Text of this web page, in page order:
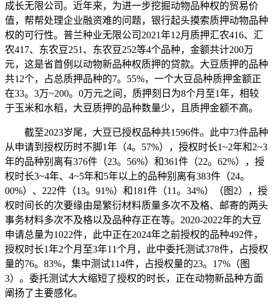
成长无限公司。近年来，为进一步挖掘动物品种权的贸易价
值，帮帮处理企业融资难的问题，银行起头摸索质押动物品种
权的可行性。普兰种业无限公司2021年12月质押汇农416、汇
农417、东农豆251、东农豆252等4个品种，金额共计200万
元，这是省首例以动物新品种权质押的贷款。大豆质押的品种
共12个，占总质押品种的7。55%，一个大豆品种质押金额正
在33。3万~200。0万元之间，质押刻日为8个月至1年，相较
于玉米和水稻，大豆质押的品种数量少，且质押金额不高。
截至2023岁尾，大豆已授权品种共1596件。此中73件品种
从申请到授权历时不脚1年（4。57%），授权时长1~2年和2~3
年的品种别离有376件（23。56%）和361件（22。62%），授
权时长3~4年、4~5年和5年以上的品种别离有383件（24。
00%）、222件（13。91%）和181件（11。34%）（图2），授
权时间长的次要缘由是繁衍材料质量多次不及格、邮寄的两头
事务材料多次不及格以及品种存正在等。2020-2022年的大豆
申请总量为1022件，此中正在2024年之前授权的品种492件，
授权时长1年2个月至3年11个月，此中委托测试378件，占授权
量的76。83%，集中测试114件，占授权量的23。17%（图
3）。委托测试大大缩短了授权的时长，正在动物新品种方面
阐扬了主要感化。